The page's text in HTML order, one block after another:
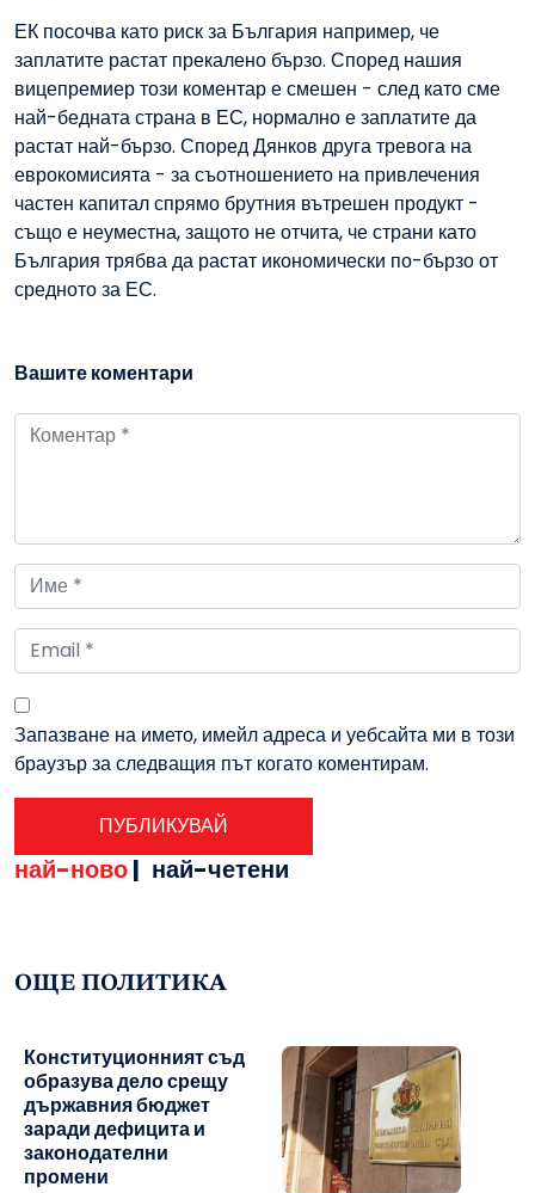
ЕК посочва като риск за България например, че
заплатите растат прекалено бързо. Според нашия
вицепремиер този коментар е смешен - след като сме
най-бедната страна в ЕС, нормално е заплатите да
растат най-бързо. Според Дянков друга тревога на
еврокомисията - за съотношението на привлечения
частен капитал спрямо брутния вътрешен продукт -
също е неуместна, защото не отчита, че страни като
България трябва да растат икономически по-бързо от
средното за ЕС.
Вашите коментари
Запазване на името, имейл адреса и уебсайта ми в този
браузър за следващия път когато коментирам.
най-ново| най-четени
ОЩЕ ПОЛИТИКА
Конституционният съд
образува дело срещу
държавния бюджет
заради дефицита и
законодателни
промени